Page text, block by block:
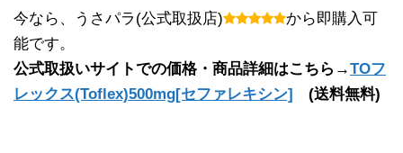
今なら、うさパラ(公式取扱店)
から即購入可
能です。
公式取扱いサイトでの価格・商品詳細はこちら→TOフ
レックス(Toflex)500mg[セファレキシン] (送料無料)